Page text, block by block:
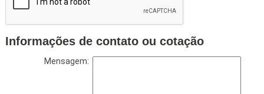
Informações de contato ou cotação
Mensagem: